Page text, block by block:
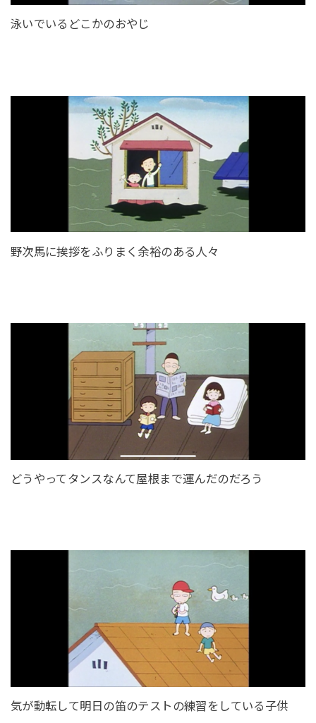
泳いでいるどこかのおやじ
野次馬に挨拶をふりまく余裕のある人々
どうやってタンスなんて屋根まで運んだのだろう
気が動転して明日の笛のテストの練習をしている子供